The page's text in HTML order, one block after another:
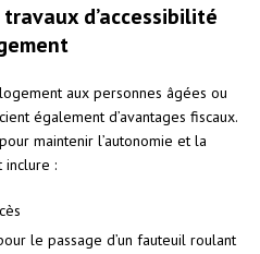
d’accessibilité
aux personnes âgées ou
également d’avantages fiscaux.
maintenir l’autonomie et la
inclure :
le passage d’un fauteuil roulant